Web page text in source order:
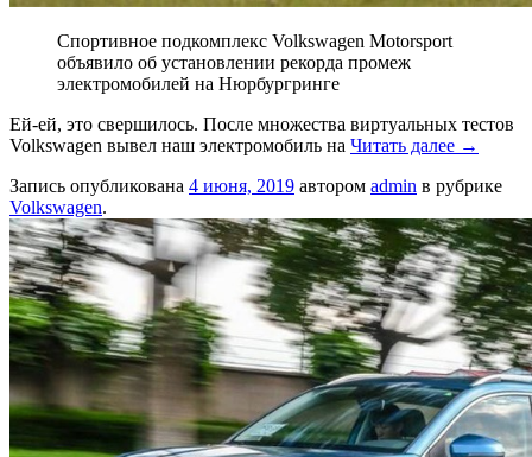
Спортивное подкомплекс Volkswagen Motorsport
объявило об установлении рекорда промеж
электромобилей на Нюрбургринге
Ей-ей, это свершилось. После множества виртуальных тестов
Volkswagen вывел наш электромобиль на Читать далее →
Запись опубликована 4 июня, 2019 автором admin в рубрике
Volkswagen.